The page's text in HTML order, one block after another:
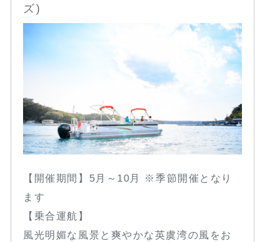
ズ)
【開催期間】5月～10月 ※季節開催となり
ます
【乗合運航】
風光明媚な風景と爽やかな英虞湾の風をお